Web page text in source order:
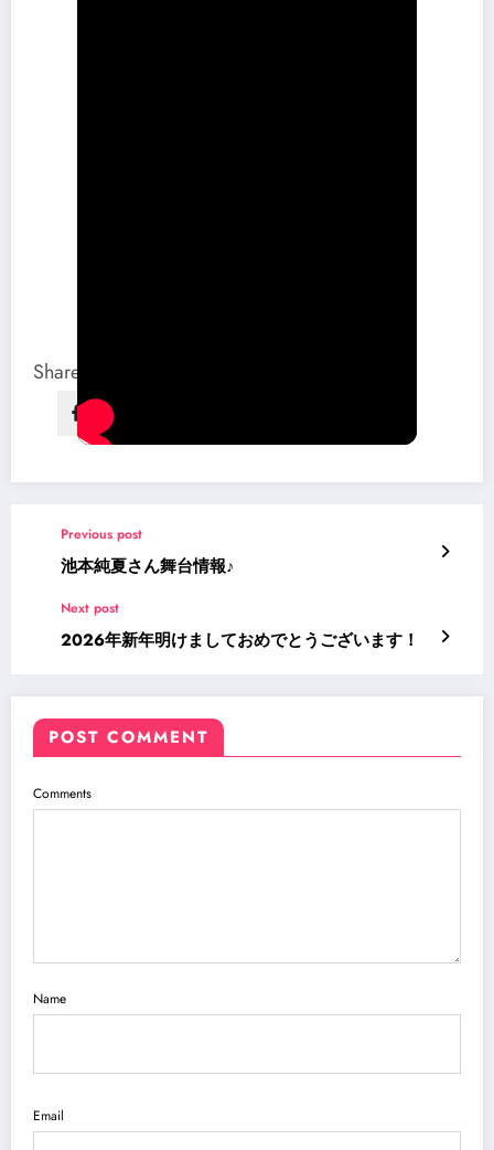
Share this content:
Previous post
池本純夏さん舞台情報♪
Next post
2026年新年明けましておめでとうございます！
POST COMMENT
Comments
Name
Email